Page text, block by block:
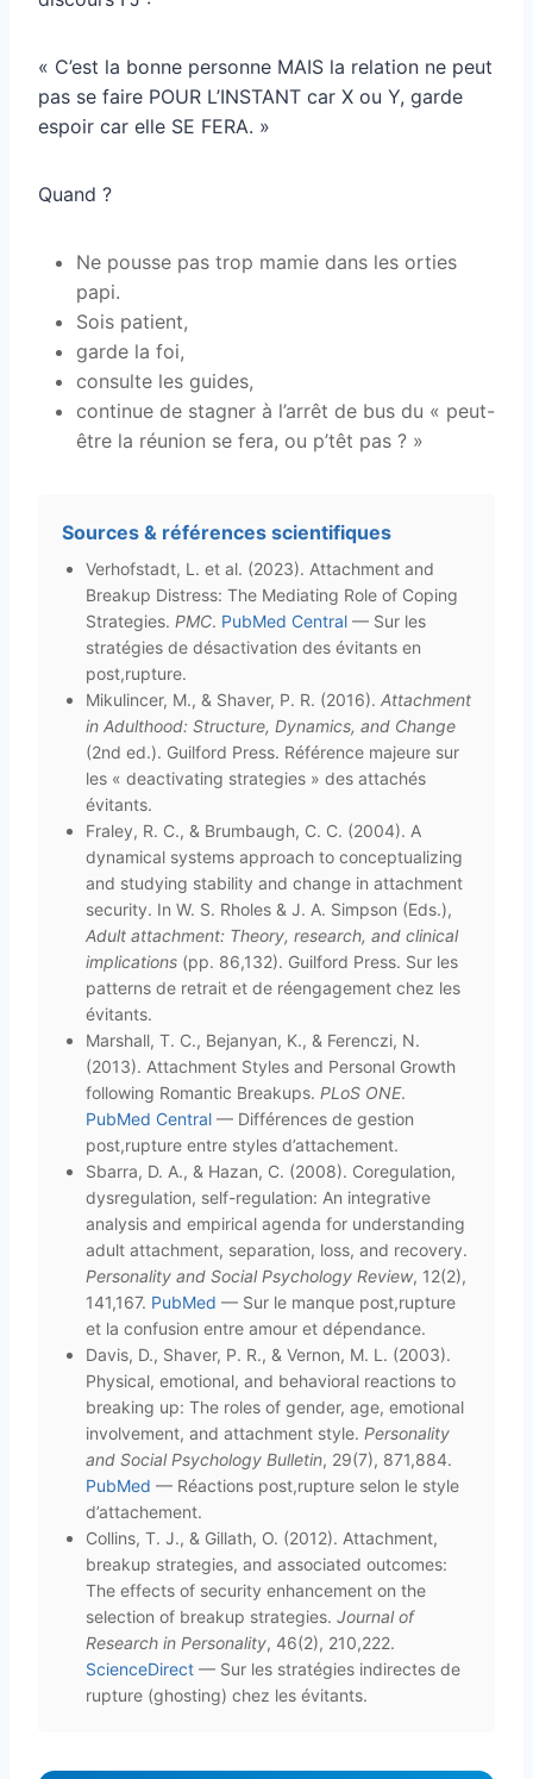
« C’est la bonne personne MAIS la relation ne peut
pas se faire POUR L’INSTANT car X ou Y, garde
espoir car elle SE FERA. »
Quand ?
Ne pousse pas trop mamie dans les orties
papi.
Sois patient,
garde la foi,
consulte les guides,
continue de stagner à l’arrêt de bus du « peut-
être la réunion se fera, ou p’têt pas ? »
Sources & références scientifiques
Verhofstadt, L. et al. (2023). Attachment and
Breakup Distress: The Mediating Role of Coping
Strategies. PMC. PubMed Central — Sur les
stratégies de désactivation des évitants en
post,rupture.
Mikulincer, M., & Shaver, P. R. (2016). Attachment
in Adulthood: Structure, Dynamics, and Change
(2nd ed.). Guilford Press. Référence majeure sur
les « deactivating strategies » des attachés
évitants.
Fraley, R. C., & Brumbaugh, C. C. (2004). A
dynamical systems approach to conceptualizing
and studying stability and change in attachment
security. In W. S. Rholes & J. A. Simpson (Eds.),
Adult attachment: Theory, research, and clinical
implications (pp. 86,132). Guilford Press. Sur les
patterns de retrait et de réengagement chez les
évitants.
Marshall, T. C., Bejanyan, K., & Ferenczi, N.
(2013). Attachment Styles and Personal Growth
following Romantic Breakups. PLoS ONE.
PubMed Central — Différences de gestion
post,rupture entre styles d’attachement.
Sbarra, D. A., & Hazan, C. (2008). Coregulation,
dysregulation, self-regulation: An integrative
analysis and empirical agenda for understanding
adult attachment, separation, loss, and recovery.
Personality and Social Psychology Review, 12(2),
141,167. PubMed — Sur le manque post,rupture
et la confusion entre amour et dépendance.
Davis, D., Shaver, P. R., & Vernon, M. L. (2003).
Physical, emotional, and behavioral reactions to
breaking up: The roles of gender, age, emotional
involvement, and attachment style. Personality
and Social Psychology Bulletin, 29(7), 871,884.
PubMed — Réactions post,rupture selon le style
d’attachement.
Collins, T. J., & Gillath, O. (2012). Attachment,
breakup strategies, and associated outcomes:
The effects of security enhancement on the
selection of breakup strategies. Journal of
Research in Personality, 46(2), 210,222.
ScienceDirect — Sur les stratégies indirectes de
rupture (ghosting) chez les évitants.